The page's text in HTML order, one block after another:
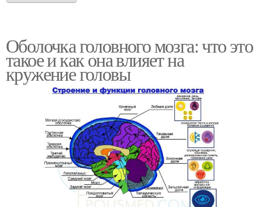
Оболочка головного мозга: что это
такое и как она влияет на
кружение головы